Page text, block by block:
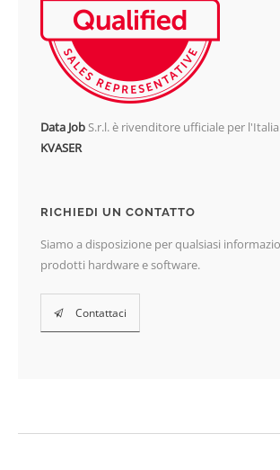
Data JobS.r.l. è rivenditore ufficiale per
KVASER
RICHIEDI UN CONTATTO
Siamo a disposizione per qualsiasi
prodotti hardware e software.
Contattaci